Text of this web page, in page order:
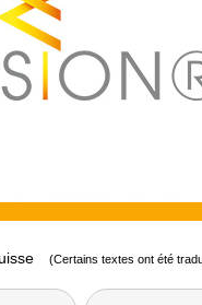
(Certains textes ont été